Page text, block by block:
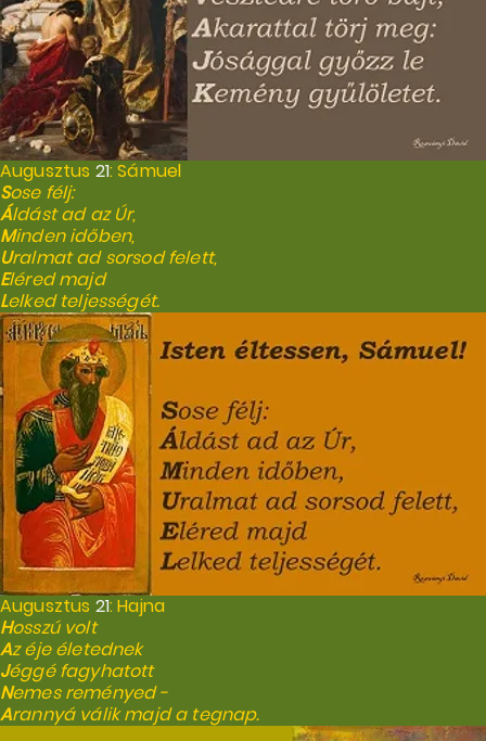
Augusztus 21: Sámuel
Sose félj:
Áldást ad az Úr,
Minden időben,
Uralmat ad sorsod felett,
Eléred majd
Lelked teljességét.
Augusztus 21: Hajna
Hosszú volt
Az éje életednek
Jéggé fagyhatott
Nemes reményed -
Arannyá válik majd a tegnap.